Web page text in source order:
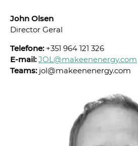
John Olsen
Director Geral
Telefone:+351 964 121 326
E-mail: JOL@makeenenergy.com
Teams:jol@makeenenergy.com